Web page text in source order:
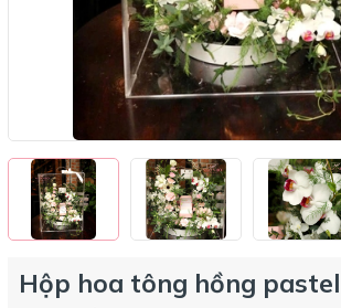
Hộp hoa tông hồng pastel